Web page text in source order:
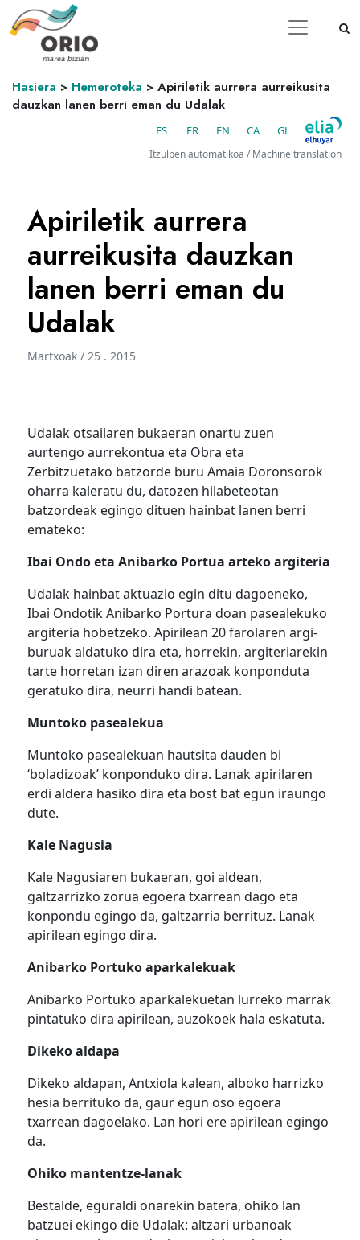
Hasiera > Hemeroteka > Apiriletik aurrera aurreikusita
dauzkan lanen berri eman du Udalak
ES FR EN CA GL
Itzulpen automatikoa / Machine translation
Apiriletik aurrera
aurreikusita dauzkan
lanen berri eman du
Udalak
Martxoak / 25 . 2015
Udalak otsailaren bukaeran onartu zuen
aurtengo aurrekontua eta Obra eta
Zerbitzuetako batzorde buru Amaia Doronsorok
oharra kaleratu du, datozen hilabeteotan
batzordeak egingo dituen hainbat lanen berri
emateko:
Ibai Ondo eta Anibarko Portua arteko argiteria
Udalak hainbat aktuazio egin ditu dagoeneko,
Ibai Ondotik Anibarko Portura doan pasealekuko
argiteria hobetzeko. Apirilean 20 farolaren argi-
buruak aldatuko dira eta, horrekin, argiteriarekin
tarte horretan izan diren arazoak konponduta
geratuko dira, neurri handi batean.
Muntoko pasealekua
Muntoko pasealekuan hautsita dauden bi
‘boladizoak’ konponduko dira. Lanak apirilaren
erdi aldera hasiko dira eta bost bat egun iraungo
dute.
Kale Nagusia
Kale Nagusiaren bukaeran, goi aldean,
galtzarrizko zorua egoera txarrean dago eta
konpondu egingo da, galtzarria berrituz. Lanak
apirilean egingo dira.
Anibarko Portuko aparkalekuak
Anibarko Portuko aparkalekuetan lurreko marrak
pintatuko dira apirilean, auzokoek hala eskatuta.
Dikeko aldapa
Dikeko aldapan, Antxiola kalean, alboko harrizko
hesia berrituko da, gaur egun oso egoera
txarrean dagoelako. Lan hori ere apirilean egingo
da.
Ohiko mantentze-lanak
Bestalde, eguraldi onarekin batera, ohiko lan
batzuei ekingo die Udalak: altzari urbanoak